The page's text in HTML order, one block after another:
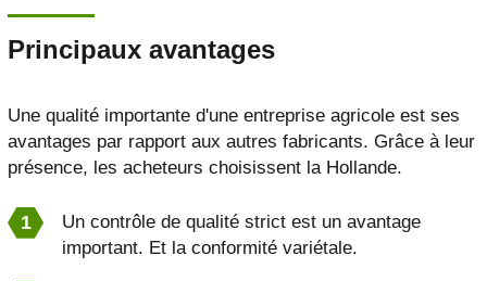
Principaux avantages
Une qualité importante d'une entreprise agricole est ses
avantages par rapport aux autres fabricants. Grâce à leur
présence, les acheteurs choisissent la Hollande.
Un contrôle de qualité strict est un avantage
important. Et la conformité variétale.